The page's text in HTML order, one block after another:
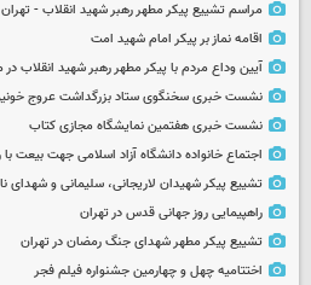
مراسم تشییع پیکر مطهر رهبر شهید انقلاب - تهران
اقامه نماز بر پیکر امام شهید امت
آیین وداع مردم با پیکر مطهر رهبر شهید انقلاب
نشست خبری سخنگوی ستاد بزرگداشت عروج
نشست خبری هفتمین نمایشگاه مجازی کتاب
اجتماع خانواده دانشگاه آزاد اسلامی جهت بیعت
تشییع پیکر شهیدان لاریجانی، سلیمانی و شهدای
راهپیمایی روز جهانی قدس در تهران
تشییع پیکر مطهر شهدای جنگ رمضان در تهران
اختتامیه چهل و چهارمین جشنواره فیلم فجر